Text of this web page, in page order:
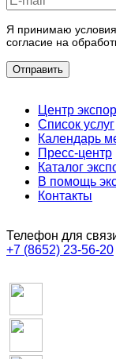
Я принимаю
согласие на
Отправить
Центр
Список услуг
Календарь
Пресс-центр
Каталог
В помощь
Контакты
Телефон для
+7 (8652) 23-56-20